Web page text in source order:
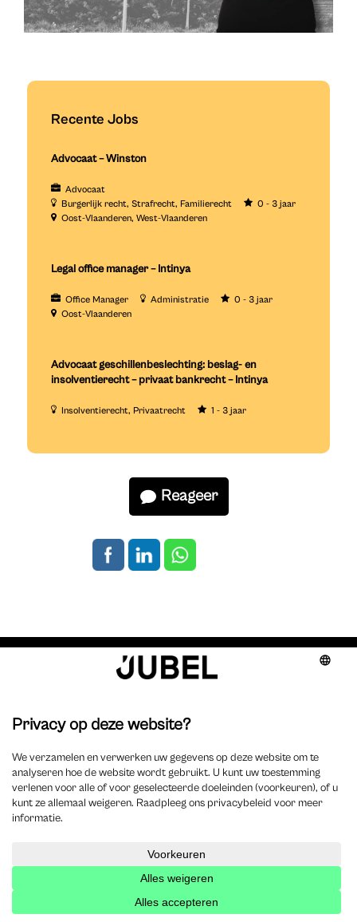
Recente Jobs
Advocaat – Winston
Advocaat
Burgerlijk recht Strafrecht Familierecht
0 - 3 jaar
Oost-Vlaanderen West-Vlaanderen
Legal office manager – Intinya
Office Manager Administratie
0 - 3 jaar
Oost-Vlaanderen
Advocaat geschillenbeslechting: beslag- en
insolventierecht – privaat bankrecht – Intinya
Insolventierecht Privaatrecht 1 - 3 jaar
Reageer
Ook interessant
De groepering van
advocatenkantoren met
gemeenschappelijke benaming
Dirk Van Gerven | aug 3, 2026